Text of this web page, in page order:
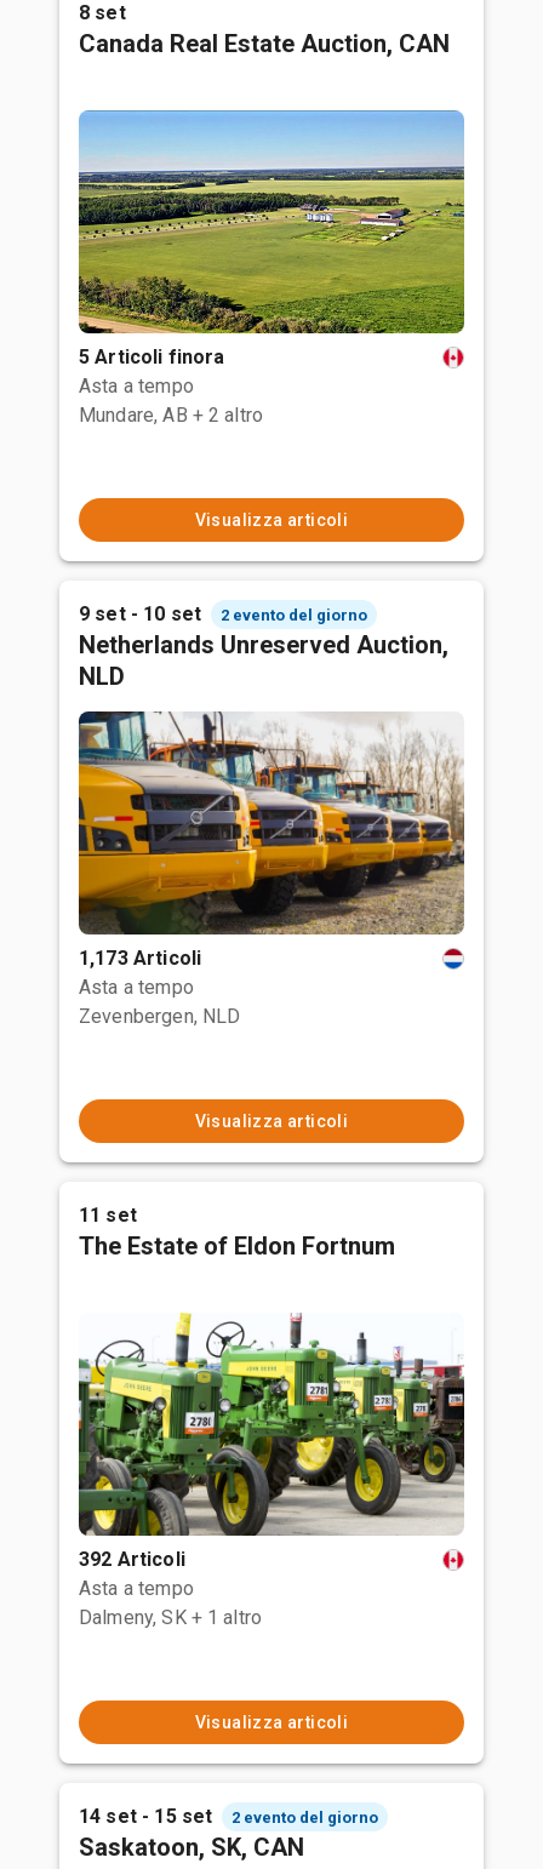
8 set
Canada Real Estate Auction, CAN
5 Articoli finora
Asta a tempo
Mundare, AB + 2 altro
Visualizza articoli
9 set - 10 set 2 evento del giorno
Netherlands Unreserved Auction,
NLD
1,173 Articoli
Asta a tempo
Zevenbergen, NLD
Visualizza articoli
11 set
The Estate of Eldon Fortnum
392 Articoli
Asta a tempo
Dalmeny, SK + 1 altro
Visualizza articoli
14 set - 15 set 2 evento del giorno
Saskatoon, SK, CAN